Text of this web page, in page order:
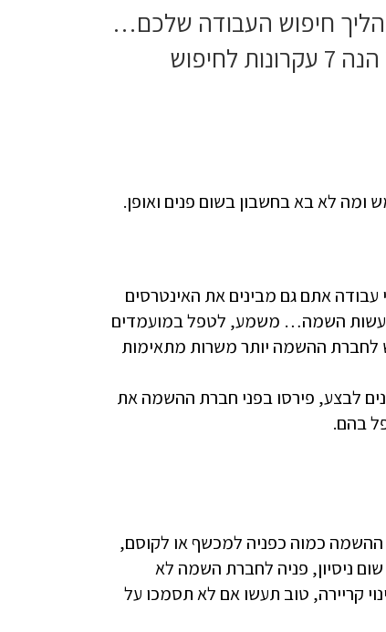
חיפוש העבודה שלכם…
איך מוציאים משיתוף הפעולה הזה את המיטב? הנה 7 עקרונות לחיפוש
לא בא בחשבון בשום פנים ואופן.
אתם גם מבינים את האינטרסים
השמה… משמע, לטפל במועמדים
לחברת ההשמה יותר משרות מתאימות
לבצע, פירסו בפני חברת ההשמה את
בהם.
כמוה כפניה למכשף או לקוסם,
ניסיון, פניה לחברת השמה לא
קריירה, טוב תעשו אם לא תסמכו על